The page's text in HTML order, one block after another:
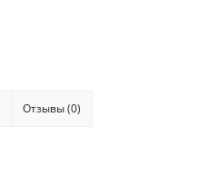
Отзывы (0)